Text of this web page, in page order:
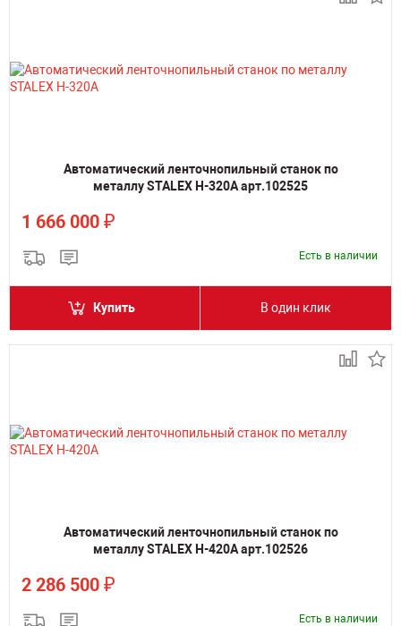
Автоматический ленточнопильный станок по
металлу STALEX H-320A арт.102525
1 666 000 ₽
Есть в наличии
Купить В один клик
Автоматический ленточнопильный станок по
металлу STALEX H-420A арт.102526
2 286 500 ₽
Есть в наличии